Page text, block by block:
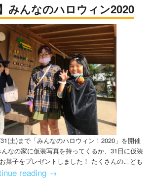
みんなのハロウィン2020
土)まで「みんなのハロウィン！2020」を開催
なの家に仮装写真を持ってくるか、31日に仮装
菓子をプレゼントしました！ たくさんのこども
reading →